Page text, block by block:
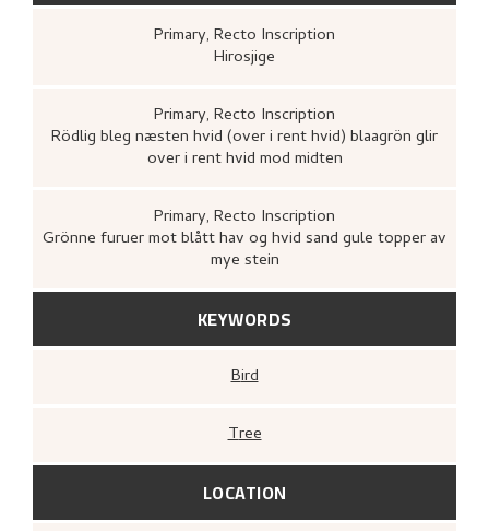
Primary, Recto Inscription
Hirosjige
Primary, Recto Inscription
Rödlig bleg næsten hvid (over i rent hvid) blaagrön glir
over i rent hvid mod midten
Primary, Recto Inscription
Grönne furuer mot blått hav og hvid sand gule topper av
mye stein
KEYWORDS
Bird
Tree
LOCATION